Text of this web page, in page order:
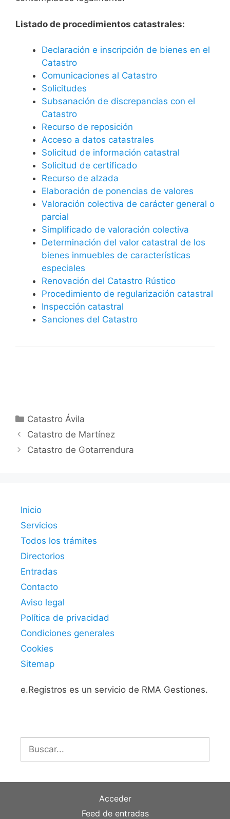
Listado de procedimientos catastrales:
Declaración e inscripción de bienes en el
Catastro
Comunicaciones al Catastro
Solicitudes
Subsanación de discrepancias con el
Catastro
Recurso de reposición
Acceso a datos catastrales
Solicitud de información catastral
Solicitud de certificado
Recurso de alzada
Elaboración de ponencias de valores
Valoración colectiva de carácter general o
parcial
Simplificado de valoración colectiva
Determinación del valor catastral de los
bienes inmuebles de características
especiales
Renovación del Catastro Rústico
Procedimiento de regularización catastral
Inspección catastral
Sanciones del Catastro
Categorías
Catastro Ávila
Catastro de Martínez
Catastro de Gotarrendura
Inicio
Servicios
Todos los trámites
Directorios
Entradas
Contacto
Aviso legal
Política de privacidad
Condiciones generales
Cookies
Sitemap
e.Registros es un servicio de RMA Gestiones.
Acceder
Feed de entradas